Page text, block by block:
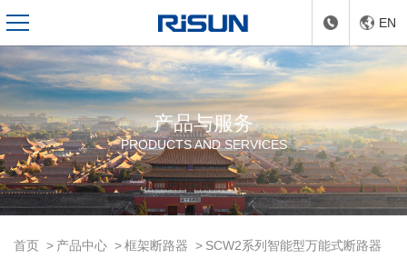
EN
产品与服务
PRODUCTS AND SERVICES
首页 产品中心 框架断路器 SCW2系列智能型万能式断路器